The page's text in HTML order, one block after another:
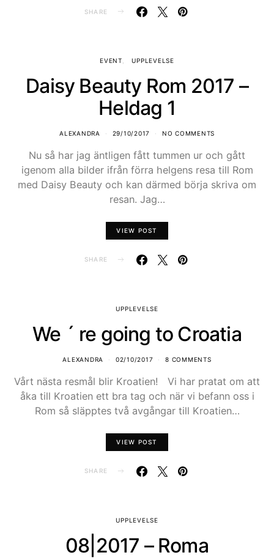
SHARE
EVENT UPPLEVELSE
Daisy Beauty Rom 2017 –
Heldag 1
ALEXANDRA 29/10/2017 NO COMMENTS
Nu så har jag äntligen fått tummen ur och gått
igenom alla bilder ifrån förra helgens resa till Rom
med Daisy Beauty och kan därmed börja skriva om
resan. Jag…
VIEW POST
SHARE
UPPLEVELSE
We ´ re going to Croatia
ALEXANDRA 02/10/2017 8 COMMENTS
Vårt nästa resmål blir Kroatien! Vi har pratat om att
åka till Kroatien ett bra tag och när vi befann oss i
Rom så släpptes två avgångar till Kroatien…
VIEW POST
SHARE
UPPLEVELSE
08|2017 – Roma